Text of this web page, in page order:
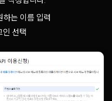
하는 이름 입력
인 선택